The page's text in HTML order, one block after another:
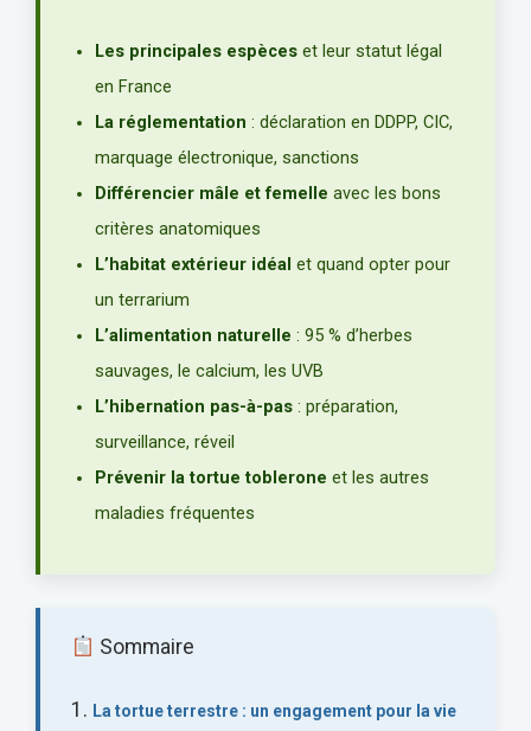
Les principales espèces et leur statut légal
en France
La réglementation : déclaration en DDPP, CIC,
marquage électronique, sanctions
Différencier mâle et femelle avec les bons
critères anatomiques
L’habitat extérieur idéal et quand opter pour
un terrarium
L’alimentation naturelle : 95 % d’herbes
sauvages, le calcium, les UVB
L’hibernation pas-à-pas : préparation,
surveillance, réveil
Prévenir la tortue toblerone et les autres
maladies fréquentes
Sommaire
La tortue terrestre : un engagement pour la vie